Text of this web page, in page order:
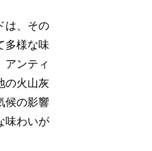
は、その
多様な味
アンティ
の火山灰
候の影響
味わいが